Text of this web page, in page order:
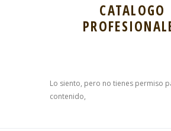
CATALOGO
Lo siento, pero no tienes permiso
contenido,